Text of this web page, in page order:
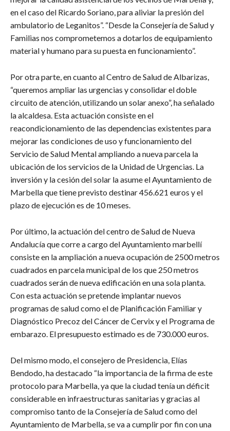
en el caso del Ricardo Soriano, para aliviar la presión del
ambulatorio de Leganitos”. “Desde la Consejería de Salud y
Familias nos comprometemos a dotarlos de equipamiento
material y humano para su puesta en funcionamiento”.
Por otra parte, en cuanto al Centro de Salud de Albarizas,
“queremos ampliar las urgencias y consolidar el doble
circuito de atención, utilizando un solar anexo”, ha señalado
la alcaldesa. Esta actuación consiste en el
reacondicionamiento de las dependencias existentes para
mejorar las condiciones de uso y funcionamiento del
Servicio de Salud Mental ampliando a nueva parcela la
ubicación de los servicios de la Unidad de Urgencias. La
inversión y la cesión del solar la asume el Ayuntamiento de
Marbella que tiene previsto destinar 456.621 euros y el
plazo de ejecución es de 10 meses.
Por último, la actuación del centro de Salud de Nueva
Andalucía que corre a cargo del Ayuntamiento marbellí
consiste en la ampliación a nueva ocupación de 2500 metros
cuadrados en parcela municipal de los que 250 metros
cuadrados serán de nueva edificación en una sola planta.
Con esta actuación se pretende implantar nuevos
programas de salud como el de Planificación Familiar y
Diagnóstico Precoz del Cáncer de Cervix y el Programa de
embarazo. El presupuesto estimado es de 730.000 euros.
Del mismo modo, el consejero de Presidencia, Elías
Bendodo, ha destacado “la importancia de la firma de este
protocolo para Marbella, ya que la ciudad tenía un déficit
considerable en infraestructuras sanitarias y gracias al
compromiso tanto de la Consejería de Salud como del
Ayuntamiento de Marbella, se va a cumplir por fin con una